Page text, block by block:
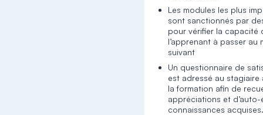
Les modules les plus
sont sanctionnés par
pour vérifier la capacité
l’apprenant à passer au
suivant
Un questionnaire de
est adressé au stagiaire
la formation afin de
appréciations et d’auto-
connaissances